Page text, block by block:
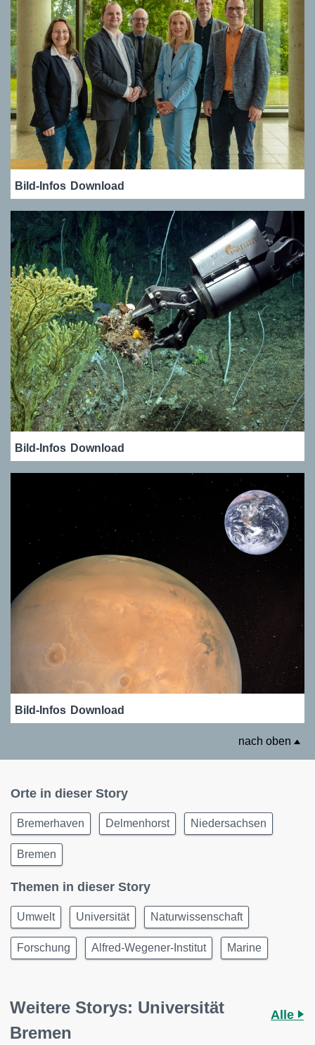
Bild-Infos Download
Bild-Infos Download
Bild-Infos Download
nach oben
Orte in dieser Story
Bremerhaven Delmenhorst Niedersachsen
Bremen
Themen in dieser Story
Umwelt Universität Naturwissenschaft
Forschung Alfred-Wegener-Institut Marine
Weitere Storys: Universität
Bremen
Alle